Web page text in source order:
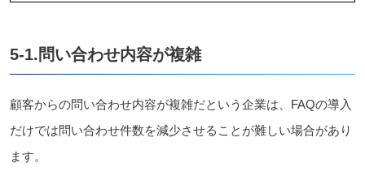
5-1.問い合わせ内容が複雑
顧客からの問い合わせ内容が複雑だという企業は、FAQの導入
だけでは問い合わせ件数を減少させることが難しい場合があり
ます。